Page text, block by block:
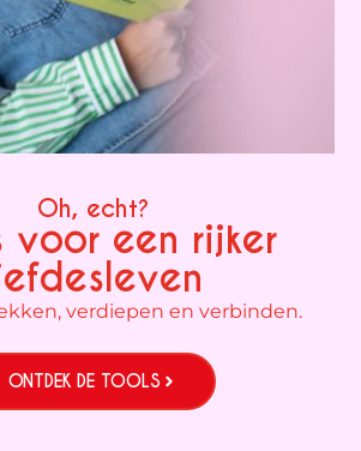
Oh, echt?
voor een rijker
verdiepen en verbinden.
ONTDEK DE TOOLS